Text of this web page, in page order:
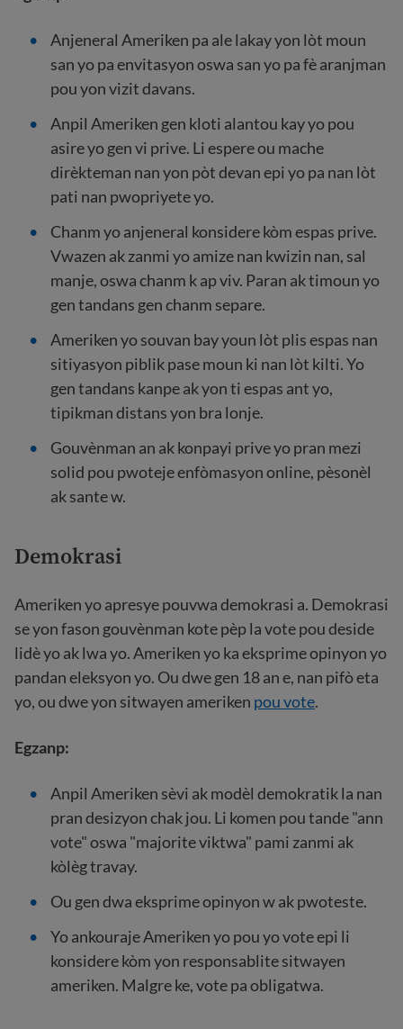
Anjeneral Ameriken pa ale lakay yon lòt moun
san yo pa envitasyon oswa san yo pa fè aranjman
pou yon vizit davans.
Anpil Ameriken gen kloti alantou kay yo pou
asire yo gen vi prive. Li espere ou mache
dirèkteman nan yon pòt devan epi yo pa nan lòt
pati nan pwopriyete yo.
Chanm yo anjeneral konsidere kòm espas prive.
Vwazen ak zanmi yo amize nan kwizin nan, sal
manje, oswa chanm k ap viv. Paran ak timoun yo
gen tandans gen chanm separe.
Ameriken yo souvan bay youn lòt plis espas nan
sitiyasyon piblik pase moun ki nan lòt kilti. Yo
gen tandans kanpe ak yon ti espas ant yo,
tipikman distans yon bra lonje.
Gouvènman an ak konpayi prive yo pran mezi
solid pou pwoteje enfòmasyon online, pèsonèl
ak sante w.
Demokrasi
Ameriken yo apresye pouvwa demokrasi a. Demokrasi
se yon fason gouvènman kote pèp la vote pou deside
lidè yo ak lwa yo. Ameriken yo ka eksprime opinyon yo
pandan eleksyon yo. Ou dwe gen 18 an e, nan pifò eta
yo, ou dwe yon sitwayen ameriken pou vote.
Egzanp:
Anpil Ameriken sèvi ak modèl demokratik la nan
pran desizyon chak jou. Li komen pou tande "ann
vote" oswa "majorite viktwa" pami zanmi ak
kòlèg travay.
Ou gen dwa eksprime opinyon w ak pwoteste.
Yo ankouraje Ameriken yo pou yo vote epi li
konsidere kòm yon responsablite sitwayen
ameriken. Malgre ke, vote pa obligatwa.